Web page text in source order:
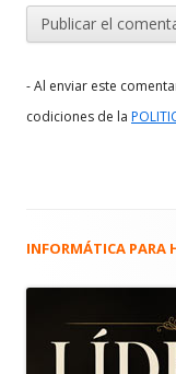
- Al enviar este
codiciones de la
Barra
principal
INFORMÁTICA PARA